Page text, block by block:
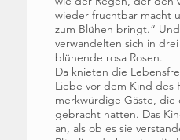
wieder fruchtbar macht
zum Blühen bringt.“
verwandelten sich in
blühende rosa Rosen.
Da knieten die
Liebe vor dem Kind des
merkwürdige Gäste,
gebracht hatten. Das
an, als ob es sie